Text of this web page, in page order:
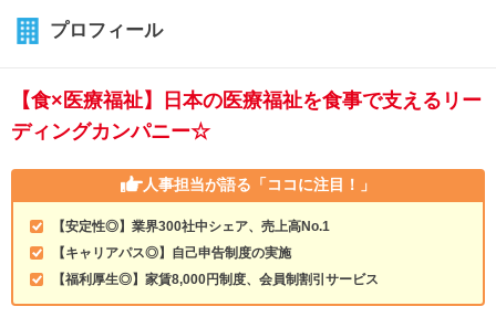
プロフィール
【食×医療福祉】日本の医療福祉を食事で支えるリー
ディングカンパニー☆
人事担当が語る 「ココに注目！」
【安定性◎】業界300社中シェア、売上高No.1
【キャリアパス◎】自己申告制度の実施
【福利厚生◎】家賃8,000円制度、会員制割引サービス